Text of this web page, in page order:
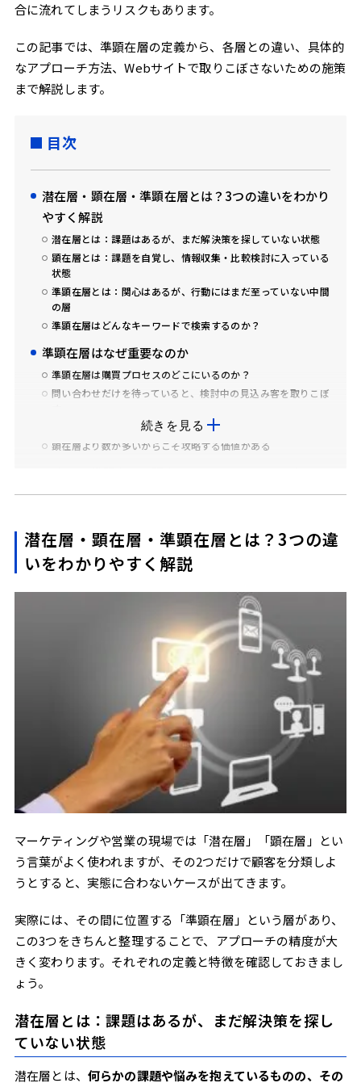
合に流れてしまうリスクもあります。
この記事では、準顕在層の定義から、各層との違い、具体的
なアプローチ方法、Webサイトで取りこぼさないための施策
まで解説します。
目次
潜在層・顕在層・準顕在層とは？3つの違いをわかり
やすく解説
潜在層とは：課題はあるが、まだ解決策を探していない状態
顕在層とは：課題を自覚し、情報収集・比較検討に入っている
状態
準顕在層とは：関心はあるが、行動にはまだ至っていない中間
の層
準顕在層はどんなキーワードで検索するのか？
準顕在層はなぜ重要なのか
準顕在層は購買プロセスのどこにいるのか？
問い合わせだけを待っていると、検討中の見込み客を取りこぼ
準顕在層は放置すると、そのまま競合サイトへ流れる
顕在層より数が多いからこそ攻略する価値がある
チ方法
顕在層へのアプローチ：比較検討の場面で後押しする
る
Webサイト上で準顕在層を取りこぼさないための施
LPO：ページ自体の構成で次の一歩を後押しする
EFO：フォームまで来たユーザーを逃さない
EFO（エントリーフォーム最適化）は、問い合わせフォームの
入力しやすさを改善することで、フォーム到達後の離脱を防
ぐ取り組みです。
準顕在層はフォームページまでたどり着いても、入力項目の多
さや分かりにくさがネックとなって離脱するケースがありま
す。入力欄の数を絞る、エラーメッセージをわかりやすくす
る、入力補助を設けるといった改善が、そのままCVへつなが
る可能性を高めます。
を上げるEFOをあわせて実施することで、準顕在層の取りこぼ
しをより少なくできます。
コンテンツ導線の整備：関心の高いうちに次ページへつなぐ
する
準顕在層施策のKPIと評価指標
「フォームの直前」にいる準顕在層を逃さない
チャットボットではなく人が対応するから商談につながる
問い合わせを「待つ」から「つなぎにいく」営業へ
準顕在層を商談化した成功事例
事例①：人材業界／株式会社テックオーシャン「商談化率
続きを見る
潜在層・顕在層・準顕在層とは？3つの違
いをわかりやすく解説
マーケティングや営業の現場では「潜在層」「顕在層」とい
う言葉がよく使われますが、その2つだけで顧客を分類しよ
うとすると、実態に合わないケースが出てきます。
実際には、その間に位置する「準顕在層」という層があり、
この3つをきちんと整理することで、アプローチの精度が大
きく変わります。それぞれの定義と特徴を確認しておきまし
ょう。
潜在層とは：課題はあるが、まだ解決策を探し
ていない状態
潜在層とは、 何らかの課題や悩みを抱えているものの、その